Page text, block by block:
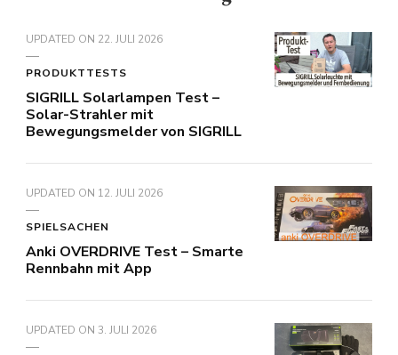
UPDATED ON 22. JULI 2026
PRODUKTTESTS
SIGRILL Solarlampen Test –
Solar-Strahler mit
Bewegungsmelder von SIGRILL
UPDATED ON 12. JULI 2026
SPIELSACHEN
Anki OVERDRIVE Test – Smarte
Rennbahn mit App
UPDATED ON 3. JULI 2026